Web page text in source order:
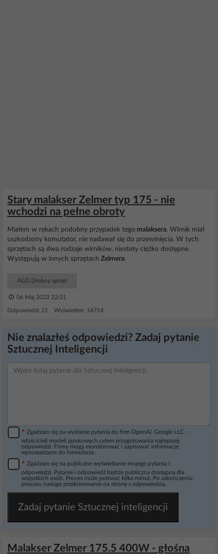
Stary malakser Zelmer typ 175 - nie
wchodzi na pełne obroty
Miałem w rękach podobny przypadek tego malaksera. Wirnik miał
uszkodzony komutator, nie nadawał się do przewinięcia. W tych
sprzętach są dwa rodzaje wirników, niestety ciężko dostępne.
Występują w innych sprzętach Zelmera.
AGD Drobny sprzęt
06 Maj 2022 22:31
Odpowiedzi: 21 Wyświetleń: 14714
Nie znalazłeś odpowiedzi? Zadaj pytanie
Sztucznej Inteligencji
* Zgadzam się na wysłanie pytania do firm OpenAI, Google LLC -
właścicieli modeli językowych celem przygotowania najlepszej
odpowiedzi. Firmy mogą monitorować i zapisywać informacje
wprowadzane do formularza.
* Zgadzam się na publiczne wyświetlanie mojego pytania i
odpowiedzi. Pytanie i odpowiedź będzie publiczna dostępna dla
wszystkich osób. Proces może potrwać kilka minut. Po zakończeniu
procesu nastąpi przekierowanie na stronę z odpowiedzią.
Zadaj pytanie Sztucznej inteligencji
Malakser Zelmer 175.5 400W - głośna